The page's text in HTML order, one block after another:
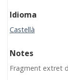
Idioma
Castellà
Notes
Fragment extret